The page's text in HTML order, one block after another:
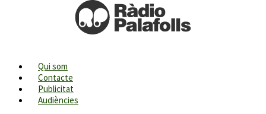
Qui som
Contacte
Publicitat
Audiències